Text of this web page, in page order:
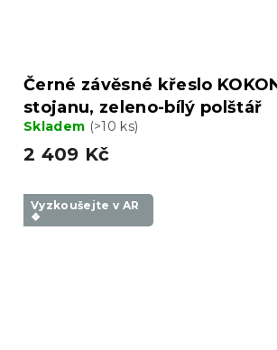
Černé závěsné křeslo
stojanu, zeleno-bílý polštář
Skladem (>10 ks)
2 409 Kč
Vyzkoušejte v AR
❖